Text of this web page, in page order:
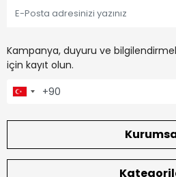
Kampanya, duyuru ve
için kayıt olun.